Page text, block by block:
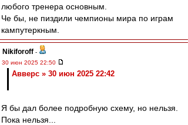
любого тренера основным.
Че бы, не пиздили чемпионы мира по играм
кампутеркным.
Nikiforoff -
30 июн 2025 22:50
Авверс » 30 июн 2025 22:42
Я бы дал более подробную схему, но нельзя.
Пока нельзя...